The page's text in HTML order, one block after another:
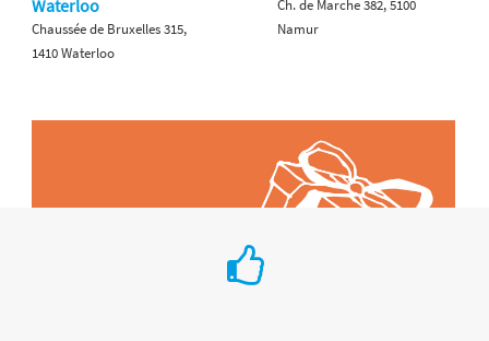
Waterloo
Chaussée de Bruxelles 315,
1410 Waterloo
Ch. de Marche 382, 5100
Namur